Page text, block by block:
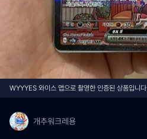
WYYYES 와이스 앱으로 촬영한 인증된 상품입니다
개추워크레용